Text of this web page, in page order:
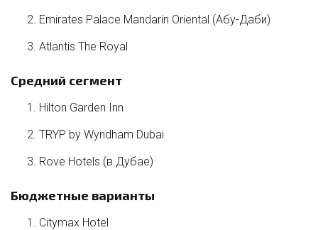
Emirates Palace Mandarin Oriental (Абу-Даби)
Atlantis The Royal
Средний сегмент
Hilton Garden Inn
TRYP by Wyndham Dubai
Rove Hotels (в Дубае)
Бюджетные варианты
Citymax Hotel